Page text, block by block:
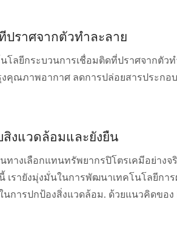
ราศจากตัวทำละลาย
โลยีกระบวนการเชื่อมติดที่ปราศจากตั
คุณภาพอากาศ ลดการปล่อยสารประกอ
งแวดล้อมและยั่งยืน
ทางเลือกแทนทรัพยากรปิโตรเคมีอย่าง
รายังมุ่งมั่นในการพัฒนาเทคโนโลยีกา
ารปกป้องสิ่งแวดล้อม. ด้วยแนวคิดของ